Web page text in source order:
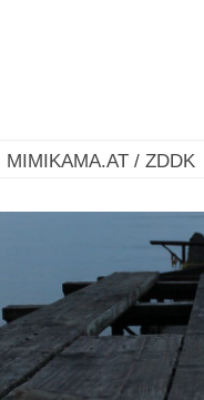
MIMIKAMA.AT / ZDDK